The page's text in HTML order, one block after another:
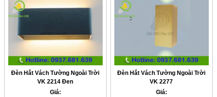
Đèn Hắt Vách Tường Ngoài Trời
VK 2214 Đen
Giá:
Đèn Hắt Vách Tường Ngoài Trời
VK 2277
Giá: